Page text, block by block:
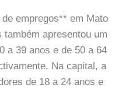
empregos** em Mato
apresentou um
a 39 anos e de 50 a 64
Na capital, a
de 18 a 24 anos e